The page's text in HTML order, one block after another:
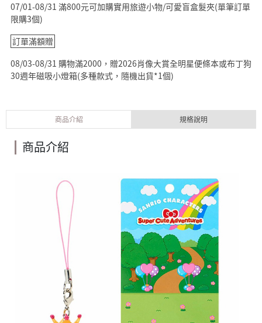
07/01-08/31 滿800元可加購實用旅遊小物/可愛盲盒髮夾(單筆訂單
限購3個)
訂單滿額贈
08/03-08/31 購物滿2000，贈2026肖像大賞全明星便條本或布丁狗
30週年磁吸小燈箱(多種款式，隨機出貨*1個)
商品介紹 規格說明
商品介紹